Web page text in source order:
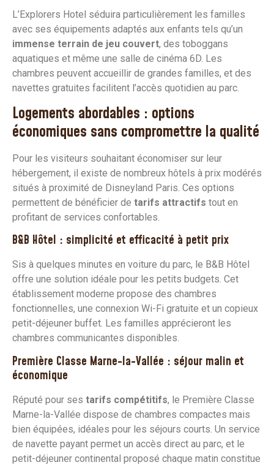
L’Explorers Hotel séduira particulièrement les familles
avec ses équipements adaptés aux enfants tels qu’un
immense terrain de jeu couvert, des toboggans
aquatiques et même une salle de cinéma 6D. Les
chambres peuvent accueillir de grandes familles, et des
navettes gratuites facilitent l’accès quotidien au parc.
Logements abordables : options
économiques sans compromettre la qualité
Pour les visiteurs souhaitant économiser sur leur
hébergement, il existe de nombreux hôtels à prix modérés
situés à proximité de Disneyland Paris. Ces options
permettent de bénéficier de tarifs attractifs tout en
profitant de services confortables.
B&B Hôtel : simplicité et efficacité à petit prix
Sis à quelques minutes en voiture du parc, le B&B Hôtel
offre une solution idéale pour les petits budgets. Cet
établissement moderne propose des chambres
fonctionnelles, une connexion Wi-Fi gratuite et un copieux
petit-déjeuner buffet. Les familles apprécieront les
chambres communicantes disponibles.
Première Classe Marne-la-Vallée : séjour malin et
économique
Réputé pour ses tarifs compétitifs, le Première Classe
Marne-la-Vallée dispose de chambres compactes mais
bien équipées, idéales pour les séjours courts. Un service
de navette payant permet un accès direct au parc, et le
petit-déjeuner continental proposé chaque matin constitue